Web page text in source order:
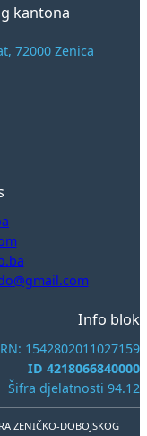
kantona
72000 Zenica
Info blok
1542802011027159
ID 4218066840000
Šifra djelatnosti 94.12
ZENIČKO-DOBOJSKOG